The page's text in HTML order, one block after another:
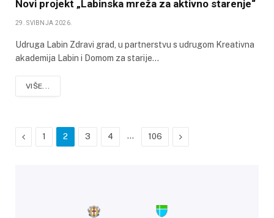
Novi projekt „Labinska mreža za aktivno starenje“
29. SVIBNJA 2026.
Udruga Labin Zdravi grad, u partnerstvu s udrugom Kreativna
akademija Labin i Domom za starije…
VIŠE...
Previous
1 2 3 4 … 106 Next